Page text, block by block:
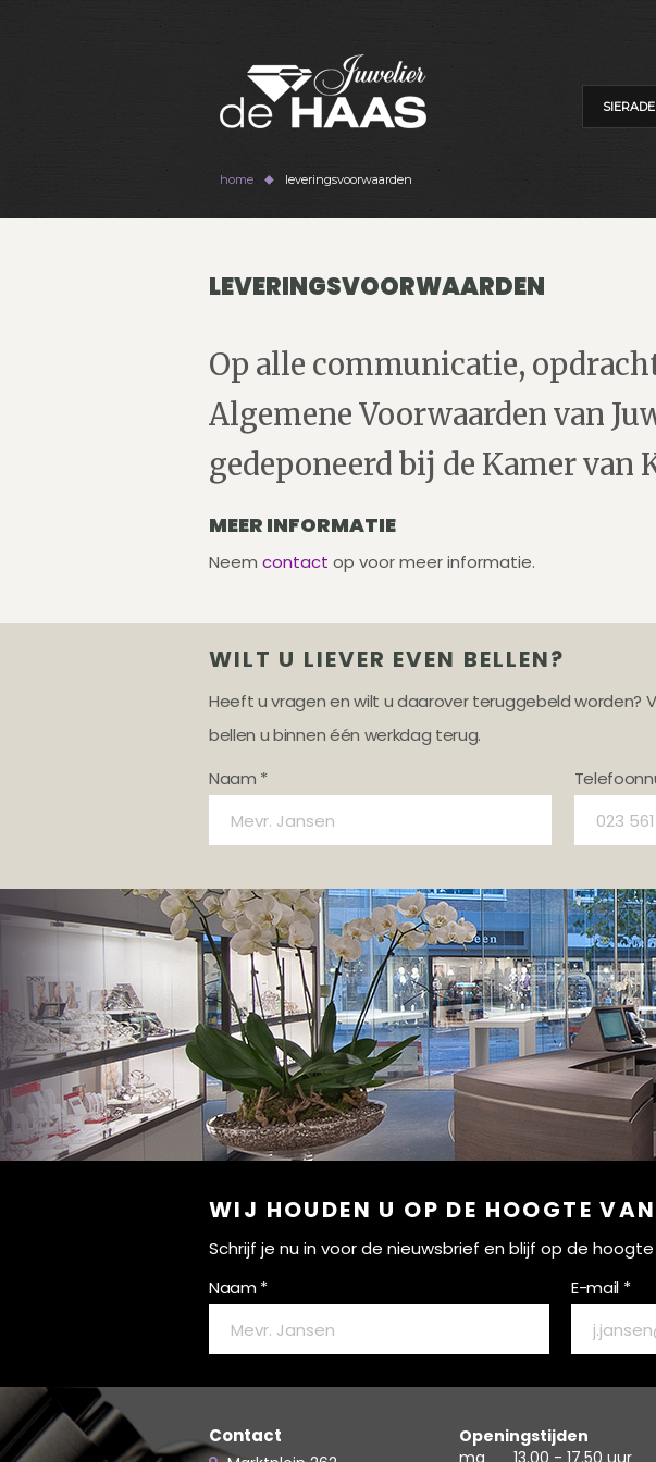
home leveringsvoorwaarden
LEVERINGSVOORWAARDEN
Op alle communicatie,
Algemene Voorwaarden van
gedeponeerd bij de Kamer van
MEER INFORMATIE
Neem contact op voor meer informatie.
WILT U LIEVER EVEN BELLEN?
Heeft u vragen en wilt u daarover teruggebeld worden?
bellen u binnen één werkdag terug.
Naam *
WIJ HOUDEN U OP DE HOOGTE
Schrijf je nu in voor de nieuwsbrief en blijf op de
Naam *
E-mail *
Contact
Openingstijden
ma
13.00 - 17.50 uur